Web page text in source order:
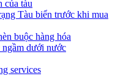
của tàu
Tàu biển trước khi mua
buộc hàng hóa
dưới nước
services